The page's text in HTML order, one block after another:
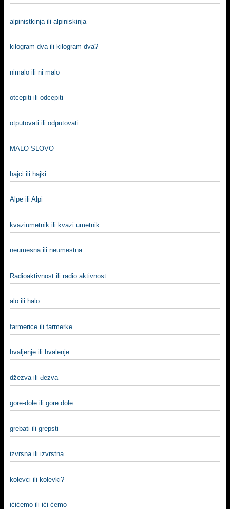
alpinistkinja ili alpiniskinja
kilogram-dva ili kilogram dva?
nimalo ili ni malo
otcepiti ili odcepiti
otputovati ili odputovati
MALO SLOVO
hajci ili hajki
Alpe ili Alpi
kvaziumetnik ili kvazi umetnik
neumesna ili neumestna
Radioaktivnost ili radio aktivnost
alo ili halo
farmerice ili farmerke
hvalјenje ili hvalenje
džezva ili đezva
gore-dole ili gore dole
grebati ili grepsti
izvrsna ili izvrstna
kolevci ili kolevki?
ićićemo ili ići ćemo